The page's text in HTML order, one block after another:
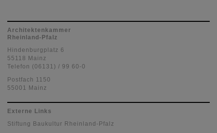
Architektenkammer
Rheinland-Pfalz
Hindenburgplatz 6
55118 Mainz
Telefon (06131) / 99 60-0
Postfach 1150
55001 Mainz
Externe Links
Stiftung Baukultur Rheinland-Pfalz